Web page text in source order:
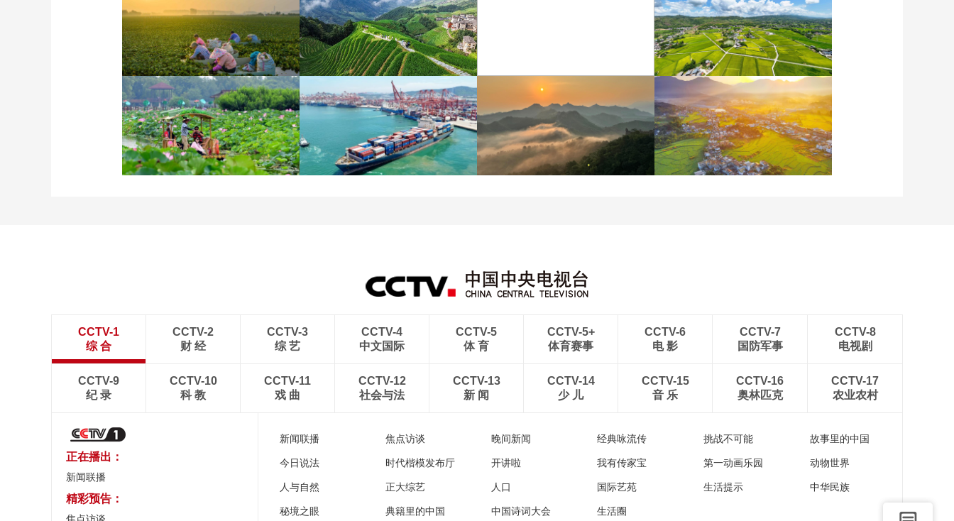
立秋近 采菱忙 暑期出游 乐享美好时光
江苏泗洪：洪泽湖湿地白
鹭嬉戏
重庆梁平：优质水稻丰收
在望
CCTV-1
综 合
CCTV-2
财 经
CCTV-3
综 艺
CCTV-4
中文国际
CCTV-5
体 育
CCTV-5+
体育赛事
CCTV-6
电 影
CCTV-7
国防军事
CCTV-8
电视剧
CCTV-9
纪 录
CCTV-10
科 教
CCTV-11
戏 曲
CCTV-12
社会与法
CCTV-13
新 闻
CCTV-14
少 儿
CCTV-15
音 乐
CCTV-16
奥林匹克
CCTV-17
农业农村
正在播出：
新闻联播
精彩预告：
新闻联播 焦点访谈 晚间新闻 经典咏流传 挑战不可能 故事里的中国
今日说法 时代楷模发布厅 开讲啦 我有传家宝 第一动画乐园 动物世界
人与自然 正大综艺 人口 国际艺苑 生活提示 中华民族
秘境之眼 典籍里的中国 中国诗词大会 生活圈